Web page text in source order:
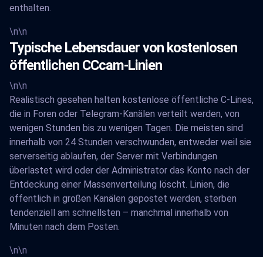
enthalten.
\n\n
Typische Lebensdauer von kostenlosen
öffentlichen CCcam-Linien
\n\n
Realistisch gesehen halten kostenlose öffentliche C-Lines,
die in Foren oder Telegram-Kanälen verteilt werden, von
wenigen Stunden bis zu wenigen Tagen. Die meisten sind
innerhalb von 24 Stunden verschwunden, entweder weil sie
serverseitig ablaufen, der Server mit Verbindungen
überlastet wird oder der Administrator das Konto nach der
Entdeckung einer Massenverteilung löscht. Linien, die
öffentlich in großen Kanälen gepostet werden, sterben
tendenziell am schnellsten – manchmal innerhalb von
Minuten nach dem Posten.
\n\n